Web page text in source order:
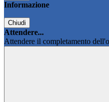
Informazione
Chiudi
Attendere...
Attendere il completamento